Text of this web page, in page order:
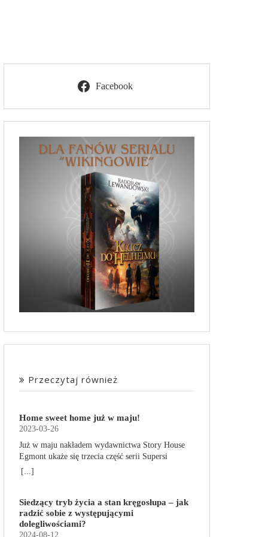
Facebook
Przeczytaj również
Home sweet home już w maju!
2023-03-26
Już w maju nakładem wydawnictwa Story House
Egmont ukaże się trzecia część serii Supersi
scenarzysty Frederic Maupome. Ten tom nosi tytuł
obdarzone supermocami i wspomagane przez
robota o imieniu Al. Są rozdarte między chęcią
prowadzenia normalnego życia wśród ludzi a
[...]
Siedzący tryb życia a stan kręgosłupa – jak
radzić sobie z występującymi
dolegliwościami?
2024-08-12